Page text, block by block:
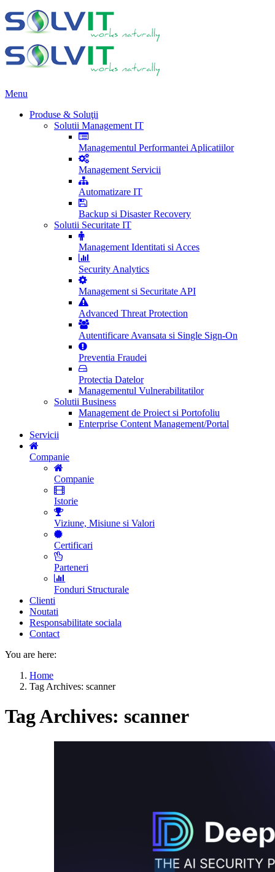
Menu
Produse & Soluţii
Solutii Management IT
Managementul Performantei Aplicatiilor
Management Servicii
Automatizare IT
Backup si Disaster Recovery
Solutii Securitate IT
Management Identitati si Acces
Security Analytics
Management si Securitate API
Advanced Threat Protection
Autentificare Avansata si Single Sign-On
Preventia Fraudei
Protectia Datelor
Managementul Vulnerabilitatilor
Solutii Business
Management de Proiect si Portofoliu
Enterprise Content Management/Portal
Servicii
Companie
Companie
Istorie
Viziune, Misiune si Valori
Certificari
Parteneri
Fonduri Structurale
Clienti
Noutati
Responsabilitate sociala
Contact
You are here:
Home
Tag Archives: scanner
Tag Archives: scanner